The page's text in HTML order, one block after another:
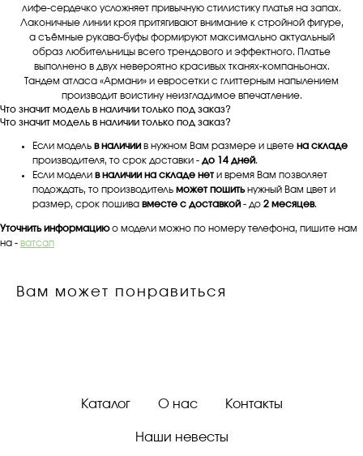
лифе-сердечко усложняет привычную стилистику платья на запах.
Лаконичные линии кроя притягивают внимание к стройной фигуре,
а съёмные рукава-буфы формируют максимально актуальный
образ любительницы всего трендового и эффектного. Платье
выполнено в двух невероятно красивых тканях-компаньонах.
Тандем атласа «Армани» и евросетки с глиттерным напылением
производит воистину неизгладимое впечатление.
Что значит модель в наличии только под заказ?
Что значит модель в наличии только под заказ?
Если модель в наличии в нужном Вам размере и цвете на складе
производителя, то срок доставки - до 14 дней.
Если модели в наличии на складе нети время Вам позволяет
подождать, то производитель может пошитьнужный Вам цвет и
размер, срок пошива вместе с доставкой - до 2 месяцев.
Уточнить информациюо модели можно по номеру телефона, пишите нам
на - ватсап
Вам может понравиться
Каталог О нас Контакты
Наши невесты